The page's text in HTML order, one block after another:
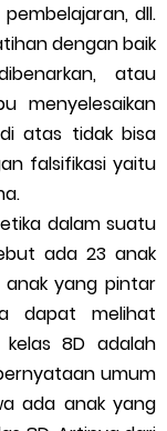
dll.
dengan baik
atau
menyelesaikan
atas tidak bisa
falsifikasi yaitu
dalam suatu
ada 23 anak
anak yang pintar
dapat melihat
8D adalah
umum
ada anak yang